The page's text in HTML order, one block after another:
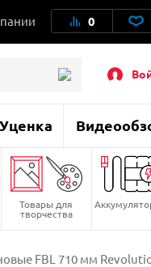
0
Уценка
Товары для
творчества
FBL 710 мм